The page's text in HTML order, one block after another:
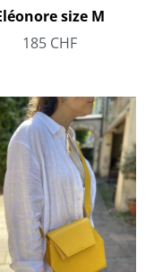
size M
185 CHF